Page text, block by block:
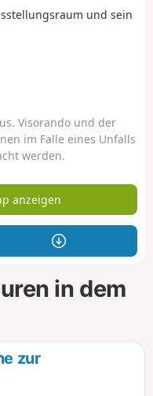
und sein
Visorando und der
im Falle eines Unfalls
werden.
anzeigen
in dem
zur